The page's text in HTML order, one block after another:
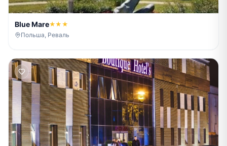
Blue Mare★★★
Польша, Реваль